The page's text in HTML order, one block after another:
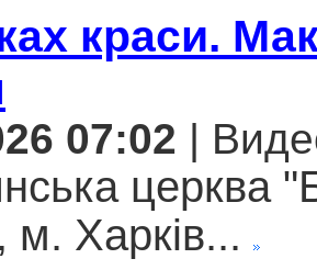
краси.
07:02 |
церква
м. Харків...